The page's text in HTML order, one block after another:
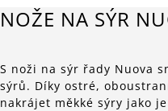
NOŽE NA SÝR
S noži na sýr řady Nuova
sýrů. Díky ostré,
nakrájet měkké sýry jako